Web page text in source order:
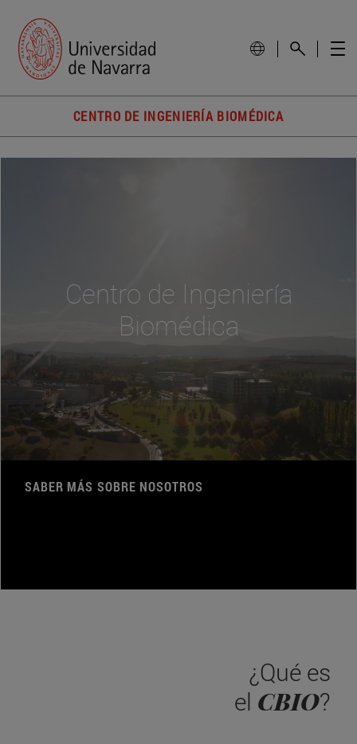
CENTRO DE INGENIERÍA BIOMÉDICA
Centro de Ingeniería
Biomédica
SABER MÁS SOBRE NOSOTROS
¿Qué es
el CBIO?